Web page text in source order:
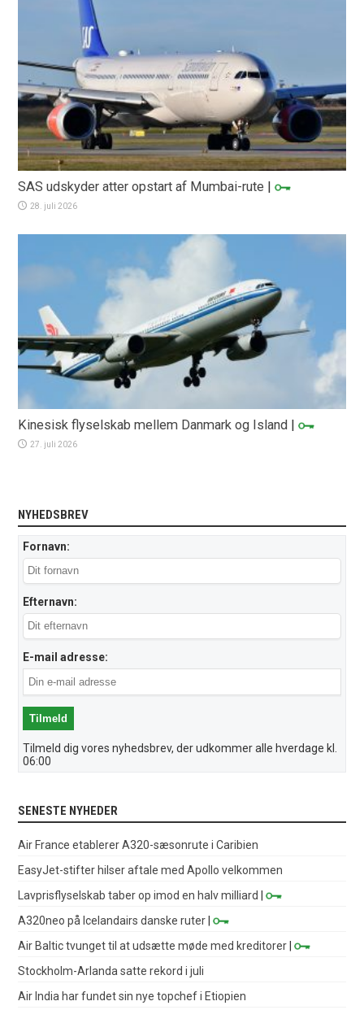
SAS udskyder atter opstart af Mumbai-rute |
28. juli 2026
Kinesisk flyselskab mellem Danmark og Island |
27. juli 2026
NYHEDSBREV
Fornavn:
Efternavn:
E-mail adresse:
Tilmeld dig vores nyhedsbrev, der udkommer alle hverdage kl.
06:00
SENESTE NYHEDER
Air France etablerer A320-sæsonrute i Caribien
EasyJet-stifter hilser aftale med Apollo velkommen
Lavprisflyselskab taber op imod en halv milliard
|
A320neo på Icelandairs danske ruter |
Air Baltic tvunget til at udsætte møde med kreditorer |
Stockholm-Arlanda satte rekord i juli
Air India har fundet sin nye topchef i Etiopien